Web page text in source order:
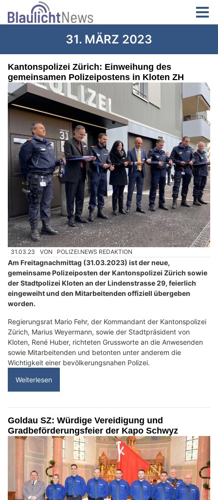
31. MÄRZ 2023
Kantonspolizei Zürich: Einweihung des
gemeinsamen Polizeipostens in Kloten ZH
31.03.23 VON POLIZEI.NEWS REDAKTION
Am Freitagnachmittag (31.03.2023) ist der neue,
gemeinsame Polizeiposten der Kantonspolizei Zürich sowie
der Stadtpolizei Kloten an der Lindenstrasse 29, feierlich
eingeweiht und den Mitarbeitenden offiziell übergeben
worden.
Regierungsrat Mario Fehr, der Kommandant der Kantonspolizei
Zürich, Marius Weyermann, sowie der Stadtpräsident von
Kloten, René Huber, richteten Grussworte an die Anwesenden
sowie Mitarbeitenden und betonten unter anderem die
Wichtigkeit einer bevölkerungsnahen Polizei.
Weiterlesen
Goldau SZ: Würdige Vereidigung und
Gradbeförderungsfeier der Kapo Schwyz